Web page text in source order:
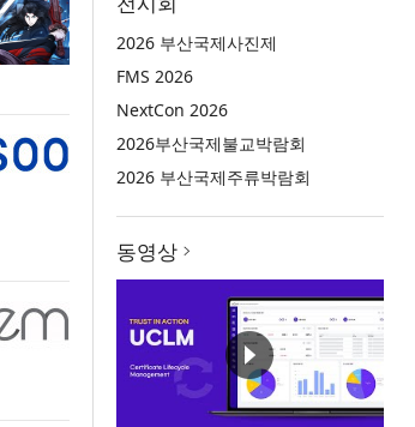
2026 부산국제사진제
FMS 2026
NextCon 2026
2026부산국제불교박람회
2026 부산국제주류박람회
동영상